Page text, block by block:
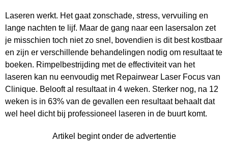
Laseren werkt. Het gaat zonschade, stress, vervuiling en
lange nachten te lijf. Maar de gang naar een lasersalon zet
je misschien toch niet zo snel, bovendien is dit best kostbaar
en zijn er verschillende behandelingen nodig om resultaat te
boeken. Rimpelbestrijding met de effectiviteit van het
laseren kan nu eenvoudig met Repairwear Laser Focus van
Clinique. Belooft al resultaat in 4 weken. Sterker nog, na 12
weken is in 63% van de gevallen een resultaat behaalt dat
wel heel dicht bij professioneel laseren in de buurt komt.
Artikel begint onder de advertentie